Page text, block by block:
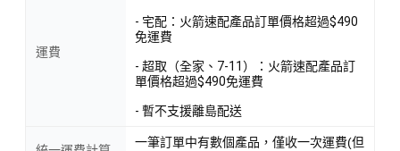
運費
- 宅配：火箭速配產品訂單價格超過$490
免運費
- 超取（全家、7-11）：火箭速配產品訂
單價格超過$490免運費
- 暫不支援離島配送
一筆訂單中有數個產品，僅收一次運費(但